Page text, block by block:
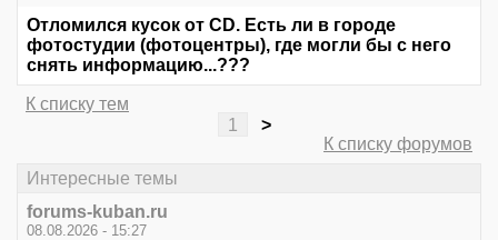
Отломился кусок от CD. Есть ли в городе
фотостудии (фотоцентры), где могли бы с него
снять информацию...???
К списку тем
1
>
К списку форумов
Интересные темы
forums-kuban.ru
08.08.2026 - 15:27